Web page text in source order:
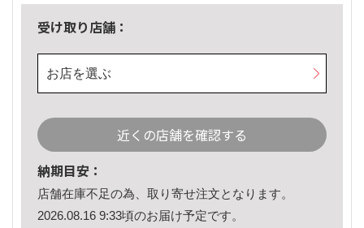
受け取り店舗：
お店を選ぶ
近くの店舗を確認する
納期目安：
店舗在庫不足の為、取り寄せ注文となります。
2026.08.16 9:33頃のお届け予定です。